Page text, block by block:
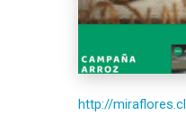
http://miraflores.cl